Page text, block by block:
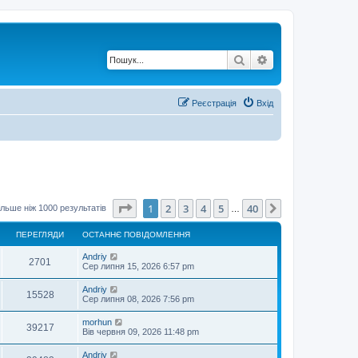
Пошук
Вхід
Реєстрація
ніж 1000 результатів Сторінка 1з 40
1 2 3 4 5 40
ПЕРЕГЛЯДИ ОСТАННЄ ПОВІДОМЛЕННЯ
2701
е
е
г
О
с
а
н
н
є
п
о
в
Andriy
Сер липня 15, 2026 6:57 pm
15528П
е
О
с
н
н
є
п
Andriy
Сер липня 08, 2026 7:56 pm
39217П
е
О
с
а
morhun
Вів червня 09, 2026 11:48 pm
О
Andriy